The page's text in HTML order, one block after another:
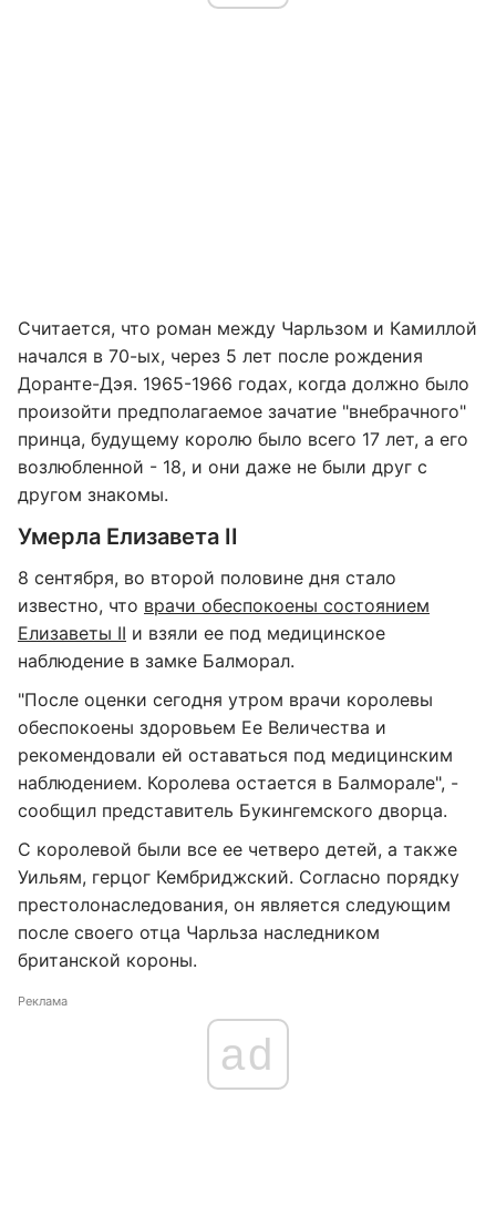
Считается, что роман между Чарльзом и Камиллой
начался в 70-ых, через 5 лет после рождения
Доранте-Дэя. 1965-1966 годах, когда должно было
произойти предполагаемое зачатие "внебрачного"
принца, будущему королю было всего 17 лет, а его
возлюбленной - 18, и они даже не были друг с
другом знакомы.
Умерла Елизавета II
8 сентября, во второй половине дня стало
известно, что врачи обеспокоены состоянием
Елизаветы II и взяли ее под медицинское
наблюдение в замке Балморал.
"После оценки сегодня утром врачи королевы
обеспокоены здоровьем Ее Величества и
рекомендовали ей оставаться под медицинским
наблюдением. Королева остается в Балморале", -
сообщил представитель Букингемского дворца.
С королевой были все ее четверо детей, а также
Уильям, герцог Кембриджский. Согласно порядку
престолонаследования, он является следующим
после своего отца Чарльза наследником
британской короны.
Реклама
ad